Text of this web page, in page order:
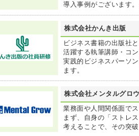
導入事例がございます
株式会社かんき出版
ビジネス書籍の出版社
活躍する執筆講師・コ
実践的ビジネスパーソ
ます。
株式会社メンタルグロウ
業務面や人間関係面で
まず、自身の「ストレ
考えることで、その突